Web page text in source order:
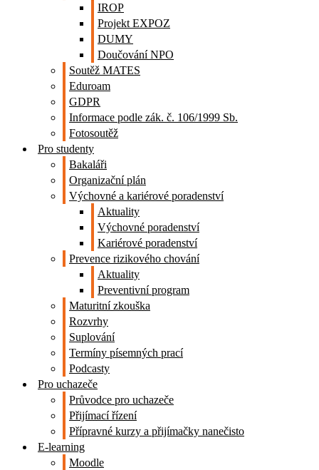
IROP
Projekt EXPOZ
DUMY
Doučování NPO
Soutěž MATES
Eduroam
GDPR
Informace podle zák. č. 106/1999 Sb.
Fotosoutěž
Pro studenty
Bakaláři
Organizační plán
Výchovné a kariérové poradenství
Aktuality
Výchovné poradenství
Kariérové poradenství
Prevence rizikového chování
Aktuality
Preventivní program
Maturitní zkouška
Rozvrhy
Suplování
Termíny písemných prací
Podcasty
Pro uchazeče
Průvodce pro uchazeče
Přijímací řízení
Přípravné kurzy a přijímačky nanečisto
E-learning
Moodle